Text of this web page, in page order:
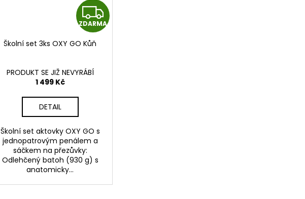
Z
D
ZDARMA
Školní set 3ks OXY GO Kůň
PRODUKT SE JIŽ NEVYRÁBÍ
1 499 Kč
DETAIL
Školní set aktovky OXY GO s
jednopatrovým penálem a
sáčkem na přezůvky:
Odlehčený batoh (930 g) s
anatomicky...